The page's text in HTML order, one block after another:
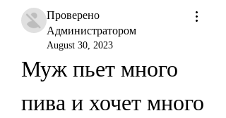
Проверено
Администратором
August 30, 2023
Муж пьет много
пива и хочет много